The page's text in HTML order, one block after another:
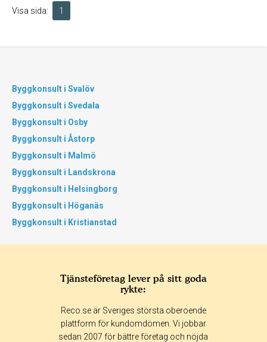
Visa sida: 1
Byggkonsult i Svalöv
Byggkonsult i Svedala
Byggkonsult i Osby
Byggkonsult i Åstorp
Byggkonsult i Malmö
Byggkonsult i Landskrona
Byggkonsult i Helsingborg
Byggkonsult i Höganäs
Byggkonsult i Kristianstad
Tjänsteföretag lever på sitt goda
rykte:
Reco.se är Sveriges största oberoende
plattform för kundomdömen. Vi jobbar
sedan 2007 för bättre företag och nöjda